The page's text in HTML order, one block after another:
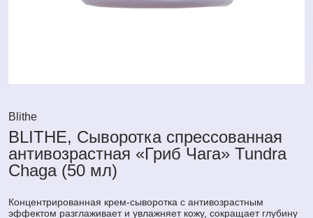
Blithe
BLITHE, Сыворотка спрессованная
антивозрастная «Гриб Чага» Tundra
Chaga (50 мл)
Концентрированная крем-сыворотка с антивозрастным
эффектом разглаживает и увлажняет кожу, сокращает глубину